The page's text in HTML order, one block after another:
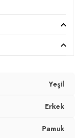
Yeşil
Erkek
Pamuk